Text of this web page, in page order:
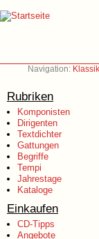
Navigation:
Rubriken
Komponisten
Dirigenten
Textdichter
Gattungen
Begriffe
Tempi
Jahrestage
Kataloge
Einkaufen
CD-Tipps
Angebote